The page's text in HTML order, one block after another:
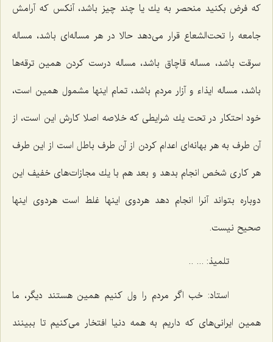
كه فرض بكنید منحصر به یك یا چند چیز باشد، آنكس كه آرامش
جامعه را تحت‌الشعاع قرار می‌دهد حالا در هر مساله‌ای باشد، مساله
سرقت باشد، مساله قاچاق باشد، مساله درست كردن همین ترقه‌ها
باشد، مساله ایذاء و آزار مردم باشد، تمام اینها مشمول همین است،
خود احتكار در تحت یك شرایطی كه خلاصه اصلا كارش این است، از
آن طرف به هر بهانه‌ای اعدام كردن از آن طرف باطل است از این طرف
هر كاری شخص انجام بدهد و بعد هم با یك مجازات‌های خفیف این
دوباره بتواند آنرا انجام دهد هردوی اینها غلط است هردوی اینها
صحیح نیست.
تلمیذ: ... ..
استاد: خب اگر مردم را ول كنیم همین هستند دیگر، ما
همین ایرانی‌های كه داریم به همه دنیا افتخار می‌كنیم تا ببینند